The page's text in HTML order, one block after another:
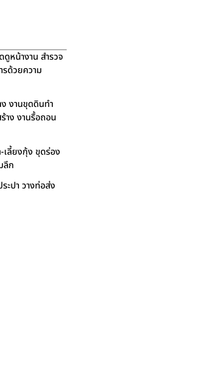
ดูหน้างาน สำรวจ
รด้วยความ
งานขุดดินทำ
าง งานรื้อถอน
เลี้ยงกุ้ง ขุดร่อง
ลึก
ะปา วางท่อส่ง